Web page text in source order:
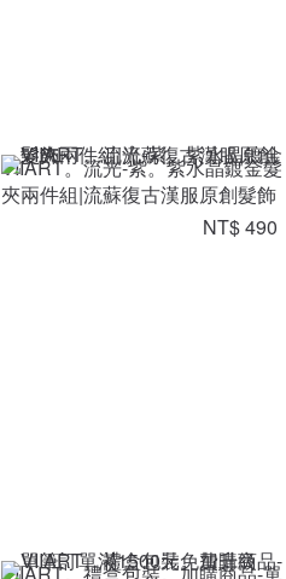
VIIART。流光-紫。紫水晶鍍金髮
夾兩件組|流蘇復古漢服原創髮飾
NT$ 490